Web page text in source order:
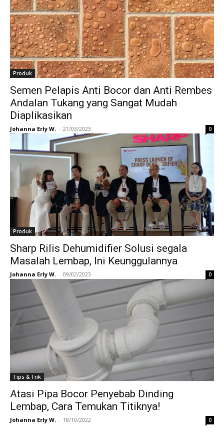
Produk
Semen Pelapis Anti Bocor dan Anti Rembes
Andalan Tukang yang Sangat Mudah
Diaplikasikan
Johanna Erly W. - 21/03/2023 0
Produk
Sharp Rilis Dehumidifier Solusi segala
Masalah Lembap, Ini Keunggulannya
Johanna Erly W. - 09/02/2023 0
Tips & Trik
Atasi Pipa Bocor Penyebab Dinding
Lembap, Cara Temukan Titiknya!
Johanna Erly W. - 18/10/2022 0